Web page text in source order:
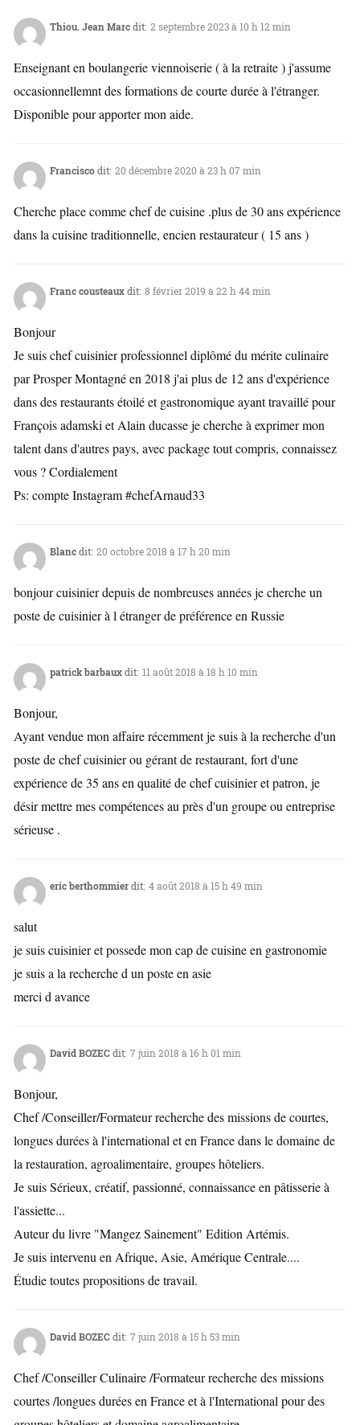
Thiou. Jean Marcdit: 2 septembre 2023 à 10 h 12 min
Enseignant en boulangerie viennoiserie ( à la retraite ) j'assume
occasionnellemnt des formations de courte durée à l'étranger.
Disponible pour apporter mon aide.
Franciscodit: 20 décembre 2020 à 23 h 07 min
Cherche place comme chef de cuisine .plus de 30 ans expérience
dans la cuisine traditionnelle, encien restaurateur ( 15 ans )
Franc cousteauxdit: 8 février 2019 à 22 h 44 min
Bonjour
Je suis chef cuisinier professionnel diplômé du mérite culinaire
par Prosper Montagné en 2018 j'ai plus de 12 ans d'expérience
dans des restaurants étoilé et gastronomique ayant travaillé pour
François adamski et Alain ducasse je cherche à exprimer mon
talent dans d'autres pays, avec package tout compris, connaissez
vous ? Cordialement
Ps: compte Instagram #chefArnaud33
Blancdit: 20 octobre 2018 à 17 h 20 min
bonjour cuisinier depuis de nombreuses années je cherche un
poste de cuisinier à l étranger de préférence en Russie
patrick barbauxdit: 11 août 2018 à 18 h 10 min
Bonjour,
Ayant vendue mon affaire récemment je suis à la recherche d'un
poste de chef cuisinier ou gérant de restaurant, fort d'une
expérience de 35 ans en qualité de chef cuisinier et patron, je
désir mettre mes compétences au près d'un groupe ou entreprise
sérieuse .
eric berthommierdit: 4 août 2018 à 15 h 49 min
salut
je suis cuisinier et possede mon cap de cuisine en gastronomie
je suis a la recherche d un poste en asie
merci d avance
David BOZECdit: 7 juin 2018 à 16 h 01 min
Bonjour,
Chef /Conseiller/Formateur recherche des missions de courtes,
longues durées à l'international et en France dans le domaine de
la restauration, agroalimentaire, groupes hôteliers.
Je suis Sérieux, créatif, passionné, connaissance en pâtisserie à
l'assiette...
Auteur du livre "Mangez Sainement" Edition Artémis.
Je suis intervenu en Afrique, Asie, Amérique Centrale....
Étudie toutes propositions de travail.
David BOZECdit: 7 juin 2018 à 15 h 53 min
Chef /Conseiller Culinaire /Formateur recherche des missions
courtes /longues durées en France et à l'International pour des